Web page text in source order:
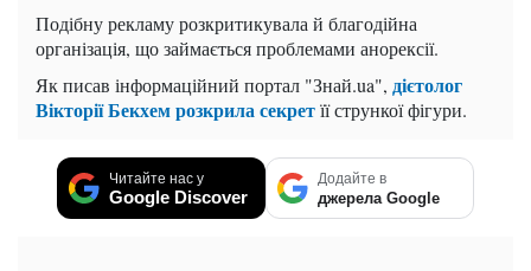
Подібну рекламу розкритикувала й благодійна
організація, що займається проблемами анорексії.
Як писав інформаційний портал "Знай.ua", дієтолог
Вікторії Бекхем розкрила секретїї стрункої фігури.
Читайте нас у
Google Discover
Додайте в
джерела Google